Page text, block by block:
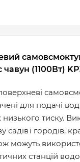
чавун (1100Вт)
для подачі
тиску.
садів і городів,
можуть
станцій